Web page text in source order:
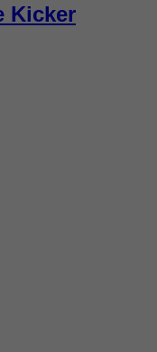
Kicker